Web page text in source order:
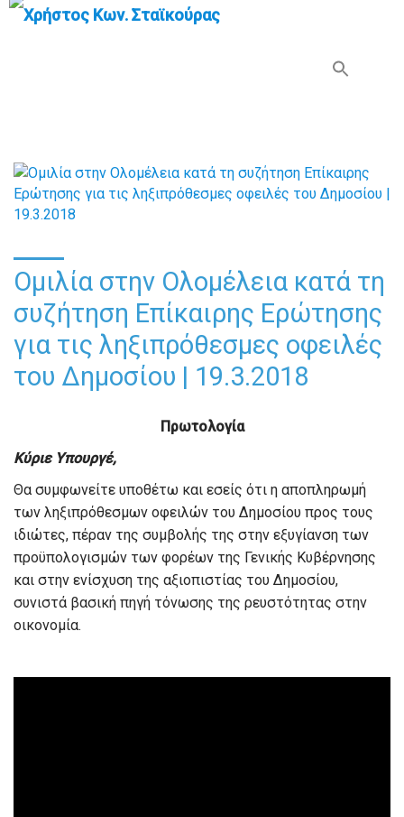
Ομιλία στην Ολομέλεια κατά τη
συζήτηση Επίκαιρης Ερώτησης
για τις ληξιπρόθεσμες οφειλές
του Δημοσίου | 19.3.2018
Πρωτολογία
Κύριε Υπουργέ,
Θα συμφωνείτε υποθέτω και εσείς ότι η αποπληρωμή
των ληξιπρόθεσμων οφειλών του Δημοσίου προς τους
ιδιώτες, πέραν της συμβολής της στην εξυγίανση των
προϋπολογισμών των φορέων της Γενικής Κυβέρνησης
και στην ενίσχυση της αξιοπιστίας του Δημοσίου,
συνιστά βασική πηγή τόνωσης της ρευστότητας στην
οικονομία.